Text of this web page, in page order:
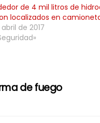
de 4 mil litros de
localizados en
de 2017
de fuego